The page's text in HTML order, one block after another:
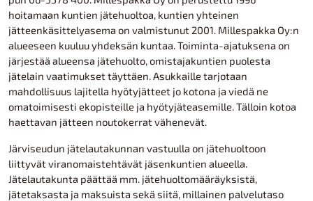
hoitamaan kuntien jätehuoltoa, kuntien yhteinen
jätteenkäsittelyasema on valmistunut 2001. Millespakka Oy:n
alueeseen kuuluu yhdeksän kuntaa. Toiminta-ajatuksena on
järjestää alueensa jätehuolto, omistajakuntien puolesta
jätelain vaatimukset täyttäen. Asukkaille tarjotaan
mahdollisuus lajitella hyötyjätteet jo kotona ja viedä ne
omatoimisesti ekopisteille ja hyötyjäteasemille. Tälloin kotoa
haettavan jätteen noutokerrat vähenevät.
Järviseudun jätelautakunnan vastuulla on jätehuoltoon
liittyvät viranomaistehtävät jäsenkuntien alueella.
Jätelautakunta päättää mm. jätehuoltomääräyksistä,
jätetaksasta ja maksuista sekä siitä, millainen palvelutaso